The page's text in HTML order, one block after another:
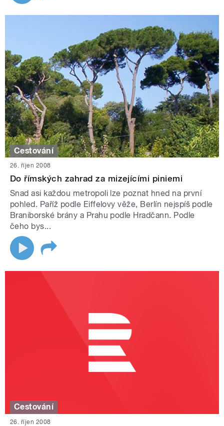
Cestování
26. říjen 2008
Do římských zahrad za mizejícími piniemi
Snad asi každou metropoli lze poznat hned na první
pohled. Paříž podle Eiffelovy věže, Berlín nejspíš podle
Braniborské brány a Prahu podle Hradčann. Podle
čeho bys...
Cestování
26. říjen 2008